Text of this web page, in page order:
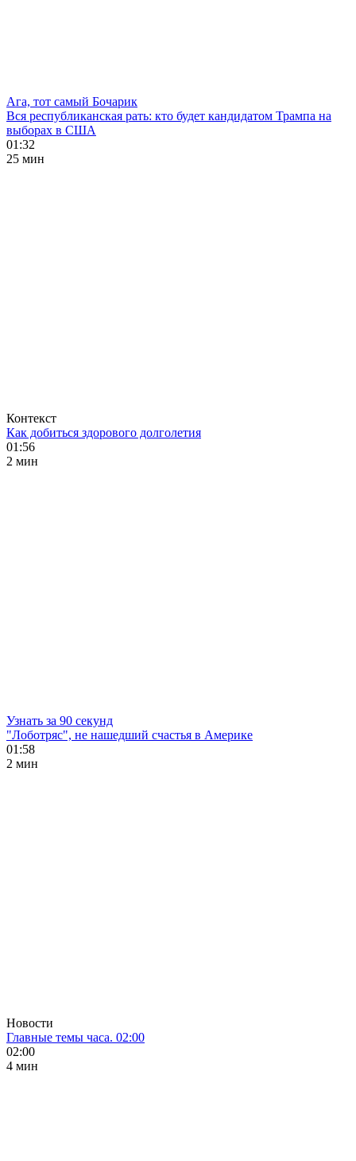
Ага, тот самый Бочарик
Вся республиканская рать: кто будет кандидатом Трампа на
выборах в США
01:32
25 мин
Контекст
Как добиться здорового долголетия
01:56
2 мин
Узнать за 90 секунд
"Лоботряс", не нашедший счастья в Америке
01:58
2 мин
Новости
Главные темы часа. 02:00
02:00
4 мин